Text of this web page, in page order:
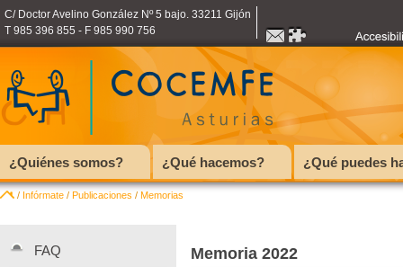
C/ Doctor Avelino González Nº 5 bajo. 33211 Gijón
T 985 396 855 - F 985 990 756
¿Quiénes somos? ¿Qué hacemos? ¿Qué puedes
/ Infórmate / Publicaciones / Memorias
FAQ Memoria 2022